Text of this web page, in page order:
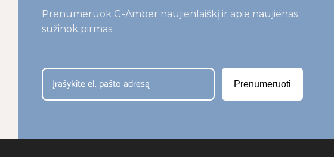
Prenumeruok G-Amber naujienlaiškį ir apie naujienas
sužinok pirmas.
Prenumeruoti